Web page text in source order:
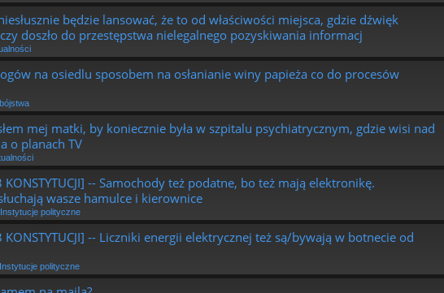
będzie lansować, że to od właściwości miejsca, gdzie dźwięk
doszło do przestępstwa nielegalnego pozyskiwania informacj
na osiedlu sposobem na osłanianie winy papieża co do procesów
mej matki, by koniecznie była w szpitalu psychiatrycznym, gdzie wisi nad
o planach TV
KONSTYTUCJI] -- Samochody też podatne, bo też mają elektronikę.
wasze hamulce i kierownice
Instytucje polityczne
KONSTYTUCJI] -- Liczniki energii elektrycznej też są/bywają w botnecie od
Instytucje polityczne